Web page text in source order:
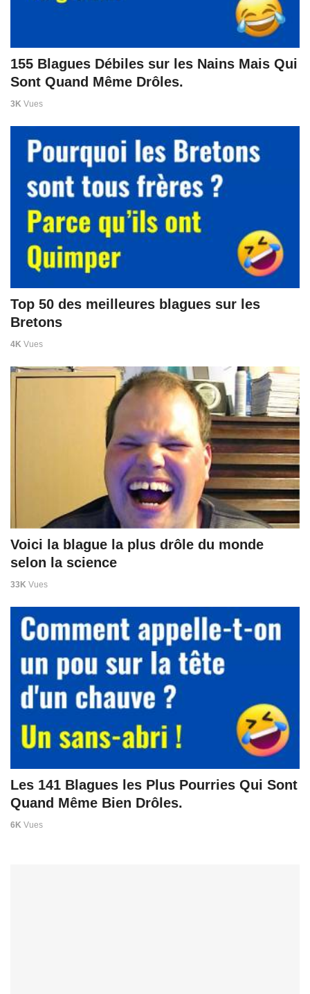
155 Blagues Débiles sur les Nains Mais Qui
Sont Quand Même Drôles.
3K Vues
Top 50 des meilleures blagues sur les
Bretons
4K Vues
Voici la blague la plus drôle du monde
selon la science
33K Vues
Les 141 Blagues les Plus Pourries Qui Sont
Quand Même Bien Drôles.
6K Vues